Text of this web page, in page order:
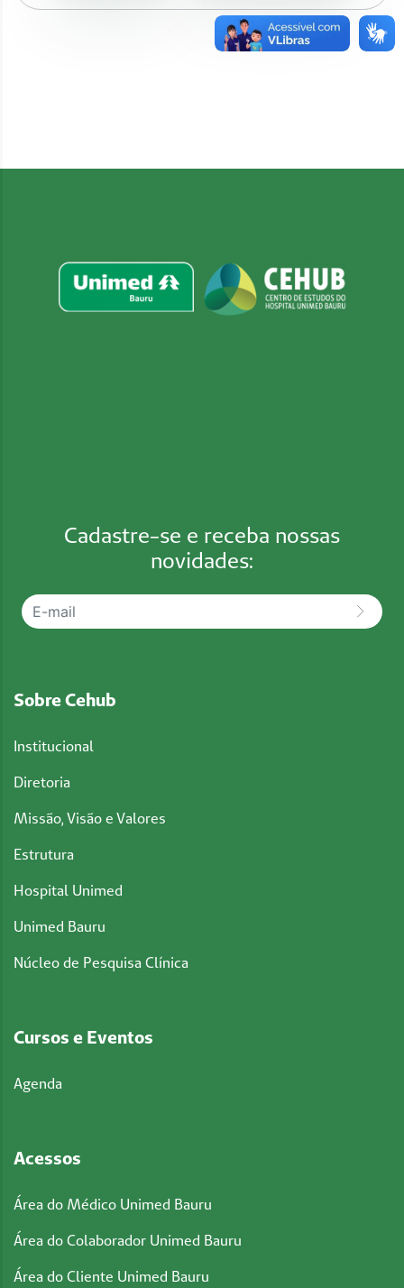
Cadastre-se e receba nossas
novidades:
Sobre Cehub
Institucional
Diretoria
Missão, Visão e Valores
Estrutura
Hospital Unimed
Unimed Bauru
Núcleo de Pesquisa Clínica
Cursos e Eventos
Agenda
Acessos
Área do Médico Unimed Bauru
Área do Colaborador Unimed Bauru
Área do Cliente Unimed Bauru